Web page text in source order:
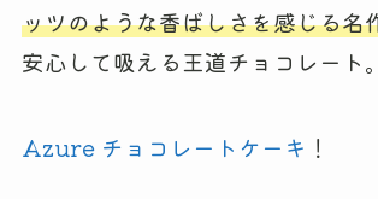
ッツのような香ばしさを感じる名
安心して吸える王道チョコレート。
Azure チョコレートケーキ ！